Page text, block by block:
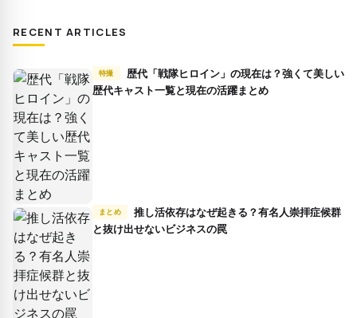
RECENT ARTICLES
特撮
歴代キャスト一覧と現在の活躍まとめ
まとめ
推し活依存はなぜ起きる？有名人崇拝症候群
と抜け出せないビジネスの罠